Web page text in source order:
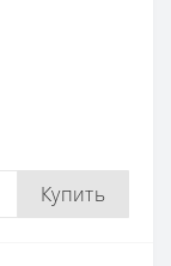
Купить